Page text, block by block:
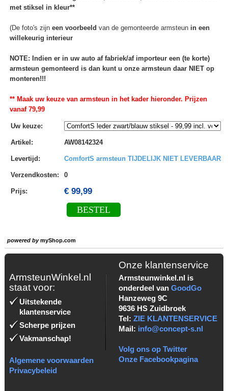
met stiksel in kleur**
(De foto's zijn een voorbeeld van de gemonteerde armsteun in een
willekeurig interieur
NOTE: Indien er in uw auto af fabriek/af importeur een (te korte)
armsteun gemonteerd is dan kunt u onze armsteun daar NIET op
monteren!!!
** Maak uw keuze van armsteun in het kader hieronder. Prijzen
vanaf 79,99
Uw keuze:
Artikel : AW08142324
Levertijd : ComfortS armsteun TIJDELIJK NIET LEVERBAAR
Verzendkosten: 0
Prijs: € 99,99
BESTEL
powered bymyShop.com
ArmsteunWinkel.nl
staat voor:
Uitstekende
klantenservice
Scherpe prijzen
Vakmanschap!
Algemene voorwaarden
Privacybeleid
Onze klantenservice
Armsteunwinkel.nl is
onderdeel van GoodGo
Hanzeweg 9C
9636 HS Zuidbroek
Tel: ZIE KLANTENSERVICE
Mail: info@concept-s.nl
Volg ons op Twitter
Onze Facebookpagina